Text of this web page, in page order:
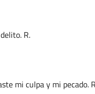
R.
mi culpa y mi pecado.